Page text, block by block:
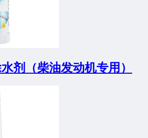
剂（柴油发动机专用）